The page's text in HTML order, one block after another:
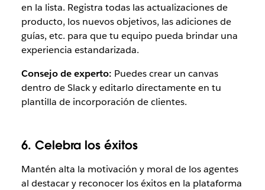
en la lista. Registra todas las actualizaciones de
producto, los nuevos objetivos, las adiciones de
guías, etc. para que tu equipo pueda brindar una
experiencia estandarizada.
Consejo de experto: Puedes crear un canvas
dentro de Slack y editarlo directamente en tu
plantilla de incorporación de clientes.
6. Celebra los éxitos
Mantén alta la motivación y moral de los agentes
al destacar y reconocer los éxitos en la plataforma